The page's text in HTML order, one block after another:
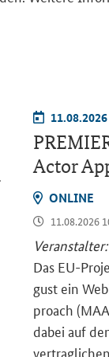
11.08.2026
Actor
ON­LINE
11.08.2026
Das EU-​
gust ein
proach
dabei auf